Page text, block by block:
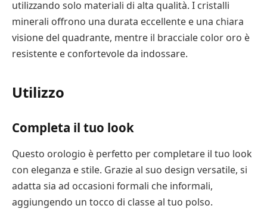
utilizzando solo materiali di alta qualità. I cristalli
minerali offrono una durata eccellente e una chiara
visione del quadrante, mentre il bracciale color oro è
resistente e confortevole da indossare.
Utilizzo
Completa il tuo look
Questo orologio è perfetto per completare il tuo look
con eleganza e stile. Grazie al suo design versatile, si
adatta sia ad occasioni formali che informali,
aggiungendo un tocco di classe al tuo polso.